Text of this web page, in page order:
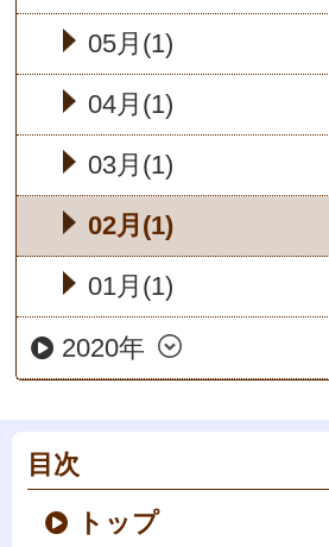
05月(1)
04月(1)
03月(1)
02月(1)
01月(1)
2020年
目次
トップ